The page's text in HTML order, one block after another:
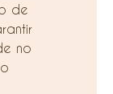
de
no